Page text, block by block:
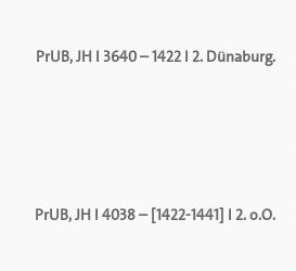
PrUB, JH I 3640 – 1422 I 2. Dünaburg.
PrUB, JH I 4038 – [1422-1441] I 2. o.O.